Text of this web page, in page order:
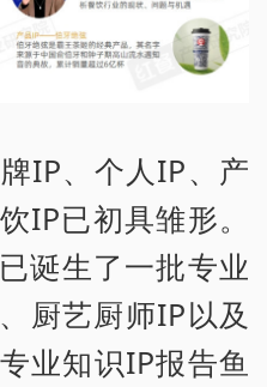
、个人IP、产
IP已初具雏形。
诞生了一批专业
厨艺厨师IP以及
业知识IP报告鱼